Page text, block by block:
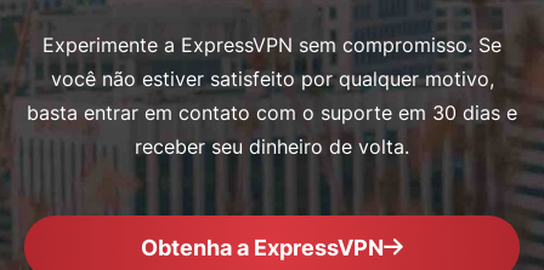
Experimente a ExpressVPN sem compromisso. Se
você não estiver satisfeito por qualquer motivo,
basta entrar em contato com o suporte em 30 dias e
receber seu dinheiro de volta.
Obtenha a ExpressVPN